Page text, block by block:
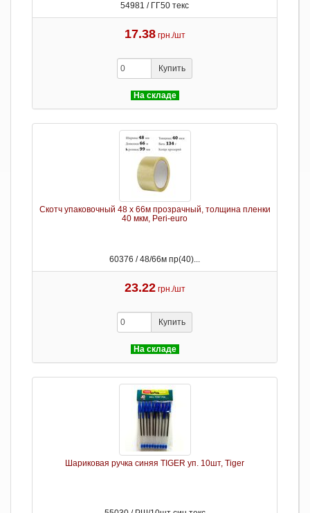
54981 / ГГ50 текс
17.38 грн./шт
Купить
На складе
Скотч упаковочный 48 x 66м прозрачный, толщина пленки
40 мкм, Peri-euro
60376 / 48/66м пр(40)...
23.22 грн./шт
Купить
На складе
Шариковая ручка синяя TIGER уп. 10шт, Tiger